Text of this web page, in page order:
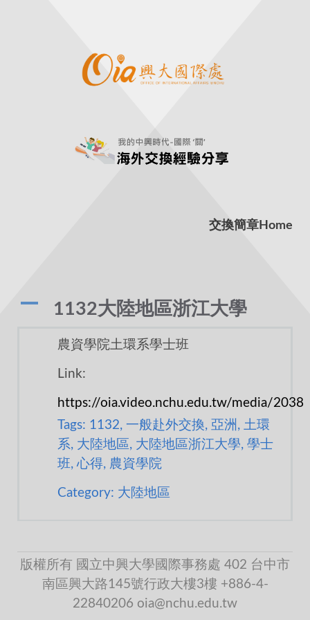
交換簡章 Home
A 1132大陸地區浙江大學
農資學院土環系學士班
Link:
https://oia.video.nchu.edu.tw/media/2038
Tags: 1132, 一般赴外交換, 亞洲, 土環
系, 大陸地區, 大陸地區浙江大學, 學士
班, 心得, 農資學院
Category: 大陸地區
版權所有 國立中興大學國際事務處 402 台中市
南區興大路145號行政大樓3樓 +886-4-
22840206 oia@nchu.edu.tw